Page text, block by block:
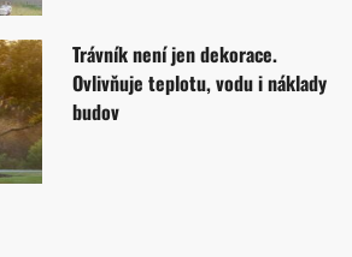
Trávník není jen dekorace.
Ovlivňuje teplotu, vodu i náklady
budov